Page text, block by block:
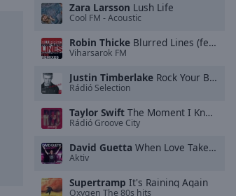
Zara Larsson Lush Life
Cool FM - Acoustic
Robin Thicke Blurred Lines (feat. T.I. & Pharrell)
Viharsarok FM
Justin Timberlake Rock Your Body
Rádió Selection
Taylor Swift The Moment I Knew
Rádió Groove City
David Guetta When Love Takes Over (feat. Kelly Rowland)
Aktiv
Supertramp It's Raining Again
Oxygen The 80s hits